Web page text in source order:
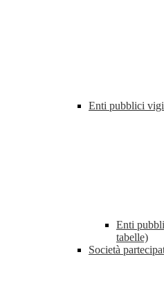
Enti pubblici
Enti
tabelle)
Società